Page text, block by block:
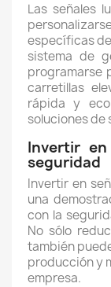
Las señales
específicas
sistema de
programarse
carretillas
rápida y
soluciones de
Invertir
seguridad
Invertir en
una
con la
No sólo
también
producción y
empresa.